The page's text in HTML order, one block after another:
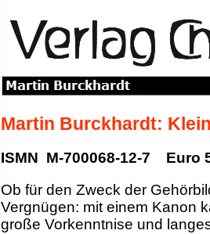
Martin Burckhardt:
ISMN M-700068-12-7 Euro
Ob für den Zweck der
Vergnügen: mit einem Kanon
große Vorkenntnise und